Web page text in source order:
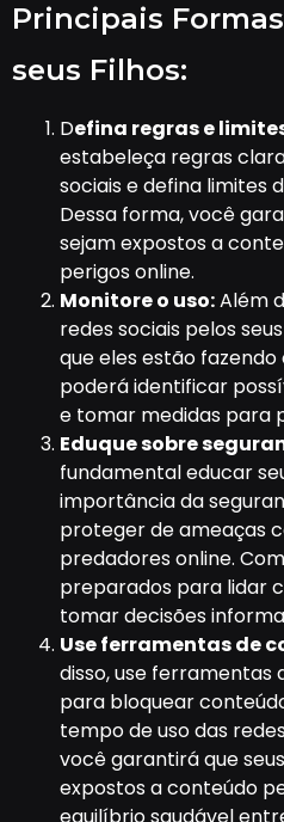
Principais
seus Filhos:
Defina regras e
estabeleça regras
sociais e defina limites
Dessa forma, você
sejam expostos a
perigos online.
Monitore o uso:Além
redes sociais pelos
que eles estão fazendo
poderá identificar
e tomar medidas para
Eduque sobre
fundamental educar
importância da
proteger de ameaças
predadores online.
preparados para lidar
tomar decisões
Use ferramentas de
disso, use
para bloquear
tempo de uso das
você garantirá que
expostos a conteúdo